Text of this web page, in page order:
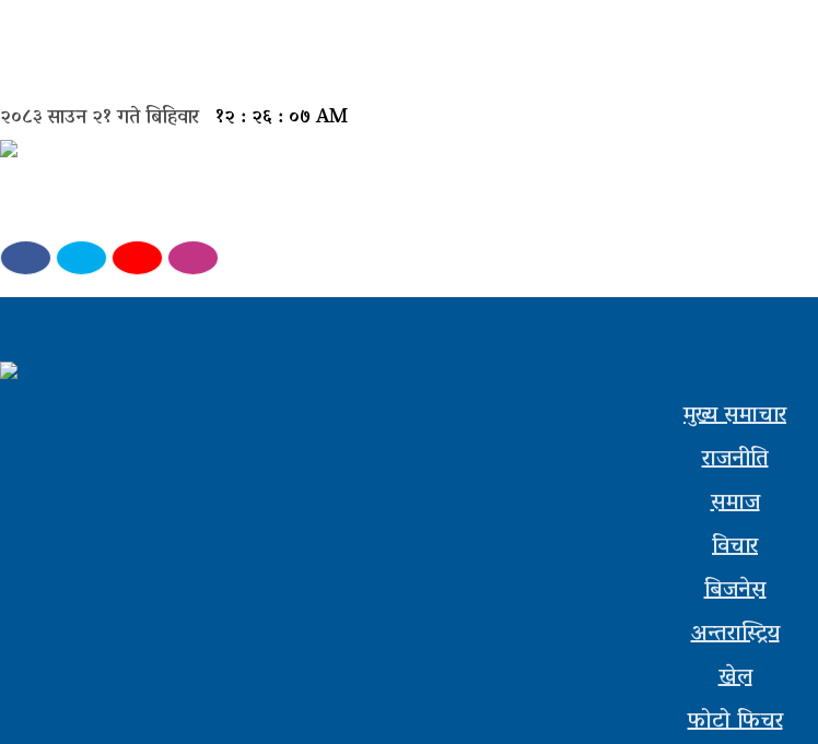
समाचार
विचार
२०८३ साउन २१ गते बिहिवार १२ : २६ : ०८ AM
मुख्य समाचार
राजनीति
समाज
विचार
बिजनेस
अन्तरास्ट्रिय
खेल
फोटो फिचर